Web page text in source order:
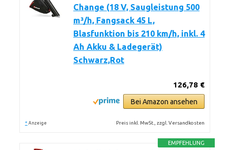
Change (18 V, Saugleistung 500
m³/h, Fangsack 45 L,
Blasfunktion bis 210 km/h, inkl. 4
Ah Akku & Ladegerät)
Schwarz,Rot
126,78 €
Bei Amazon ansehen
* Anzeige Preis inkl. MwSt., zzgl. Versandkosten
EMPFEHLUNG